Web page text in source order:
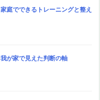
庭でできるトレーニングと整え
が家で見えた判断の軸